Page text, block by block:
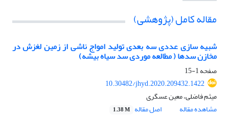
مقاله کامل (پژوهشی)
شبیه سازی عددی سه بعدی تولید امواج ناشی از زمین لغزش در
مخازن سدها ( مطالعه موردی سد سیاه بیشه)
صفحه1-15
10.30482/jhyd.2020.209432.1422
میثم فاضلی، معین عسگری
مشاهده مقاله
اصل مقاله 1.38 M